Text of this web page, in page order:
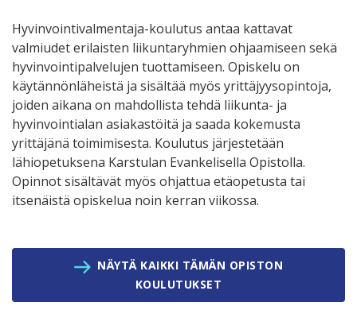
Hyvinvointivalmentaja-koulutus antaa kattavat
valmiudet erilaisten liikuntaryhmien ohjaamiseen sekä
hyvinvointipalvelujen tuottamiseen. Opiskelu on
käytännönläheistä ja sisältää myös yrittäjyysopintoja,
joiden aikana on mahdollista tehdä liikunta- ja
hyvinvointialan asiakastöitä ja saada kokemusta
yrittäjänä toimimisesta. Koulutus järjestetään
lähiopetuksena Karstulan Evankelisella Opistolla.
Opinnot sisältävät myös ohjattua etäopetusta tai
itsenäistä opiskelua noin kerran viikossa.
NÄYTÄ KAIKKI TÄMÄN OPISTON
KOULUTUKSET